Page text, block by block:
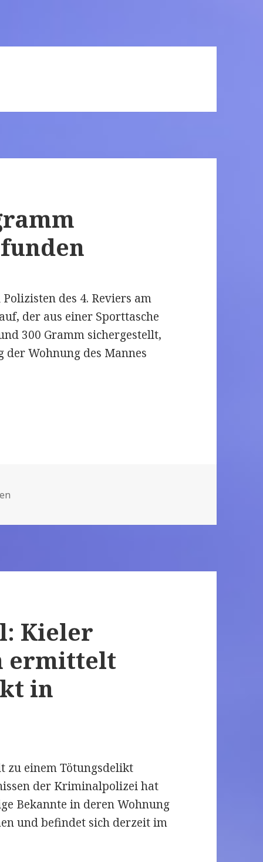
des 4. Reviers am
der aus einer Sporttasche
300 Gramm sichergestellt,
der Wohnung des Mannes
Kieler
ermittelt
in
zu einem Tötungsdelikt
der Kriminalpolizei hat
Bekannte in deren Wohnung
und befindet sich derzeit im